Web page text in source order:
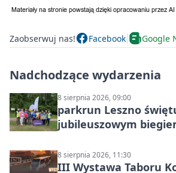
Zaobserwuj nas! Facebook Google
Nadchodzące wydarzenia
8 sierpnia 2026, 09:00
parkrun Leszno
jubileuszowym
8 sierpnia 2026, 11:30
III Wystawa Taboru